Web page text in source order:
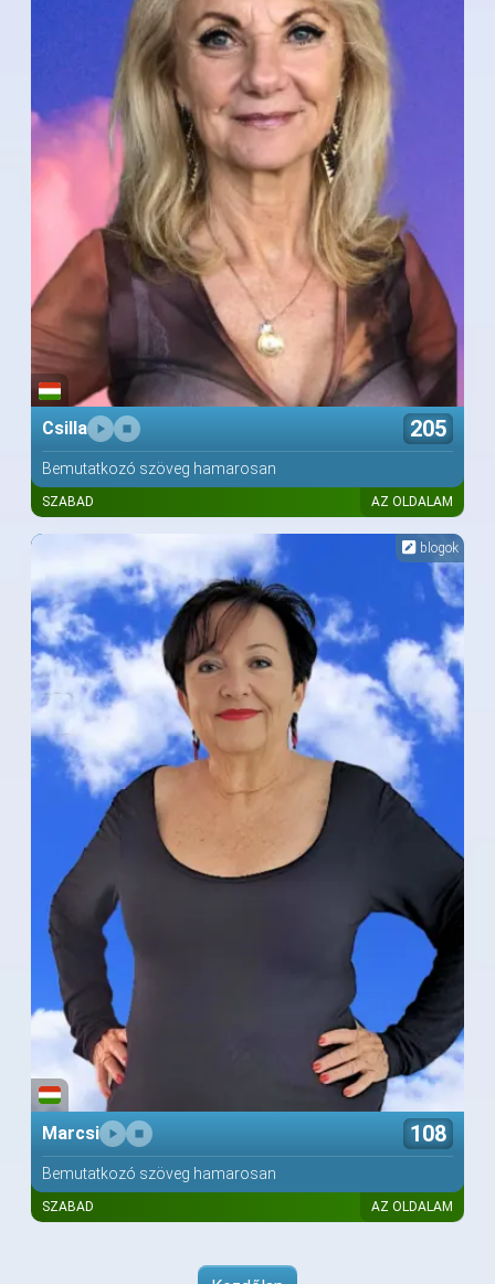
Csilla 205
Bemutatkozó szöveg hamarosan
SZABAD AZ OLDALAM
blogok
Marcsi 108
Bemutatkozó szöveg hamarosan
SZABAD AZ OLDALAM